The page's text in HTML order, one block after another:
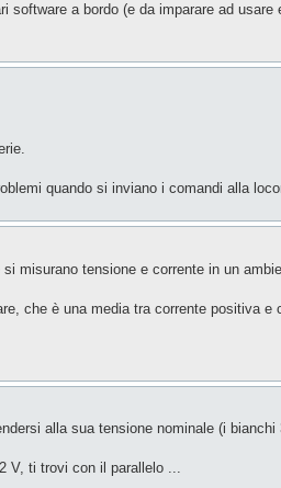
a bordo (e da imparare ad usare
quando si inviano i comandi alla
misurano tensione e corrente in un
che è una media tra corrente positiva e
alla sua tensione nominale (i
V, ti trovi con il parallelo ...